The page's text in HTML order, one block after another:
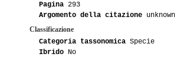
Pagina 293
Argomento della citazione unknown
Classificazione
Categoria tassonomica Specie
Ibrido No